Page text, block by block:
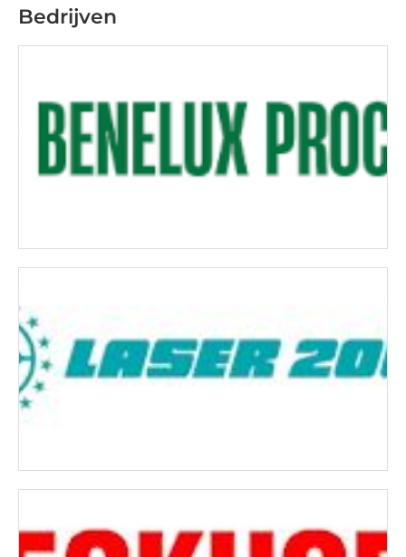
Bedrijven